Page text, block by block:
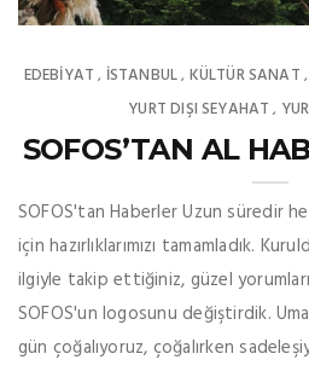
EDEBIYAT , İSTANBUL, KÜLTÜR SANAT
YURT DIŞI SEYAHAT ,
SOFOS’TAN AL
SOFOS'tan Haberler Uzun süredir
için hazırlıklarımızı tamamladık.
ilgiyle takip ettiğiniz, güzel
SOFOS'un logosunu değiştirdik.
gün çoğalıyoruz, çoğalırken